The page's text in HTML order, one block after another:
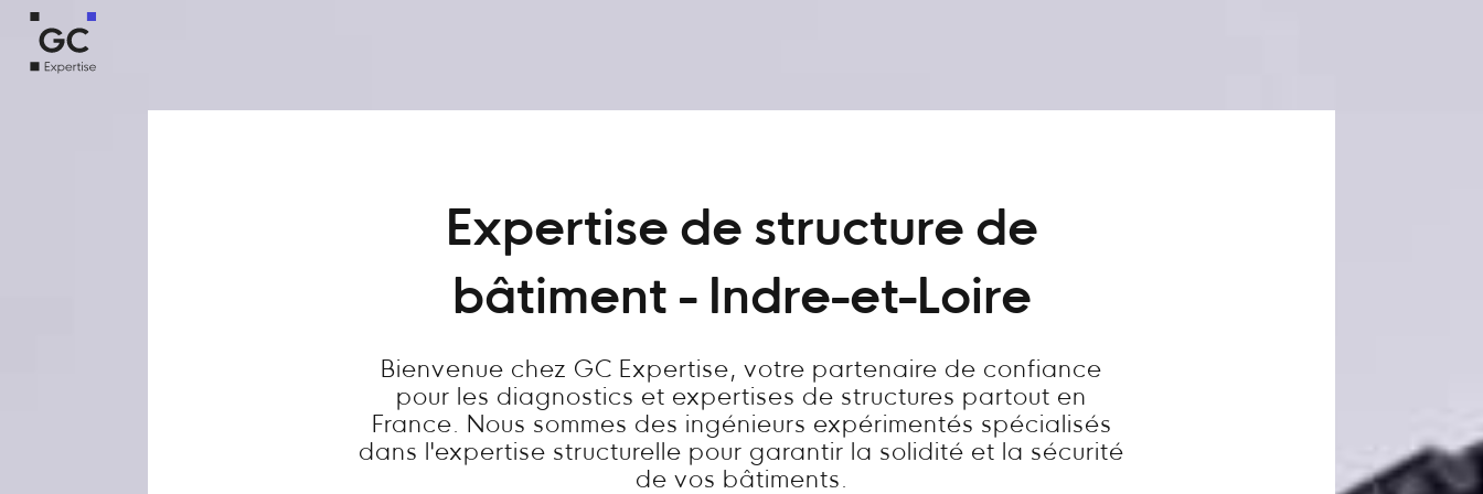
Expertise de structure de
bâtiment - Indre-et-Loire
Bienvenue chez GC Expertise, votre partenaire de confiance
pour les diagnostics et expertises de structures partout en
France. Nous sommes des ingénieurs expérimentés spécialisés
dans l'expertise structurelle pour garantir la solidité et la sécurité
de vos bâtiments.